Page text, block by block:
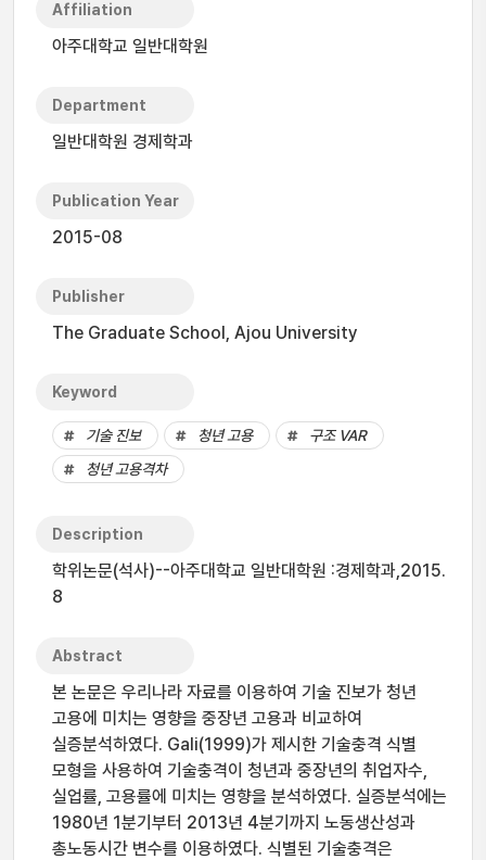
Affiliation
아주대학교 일반대학원
Department
일반대학원 경제학과
Publication Year
2015-08
Publisher
The Graduate School, Ajou University
Keyword
기술 진보 청년 고용
구조 VAR
청년 고용격차
Description
학위논문(석사)--아주대학교 일반대학원 :경제학과,2015.
8
Abstract
본 논문은 우리나라 자료를 이용하여 기술 진보가 청년
고용에 미치는 영향을 중장년 고용과 비교하여
실증분석하였다. Gali(1999)가 제시한 기술충격 식별
모형을 사용하여 기술충격이 청년과 중장년의 취업자수,
실업률, 고용률에 미치는 영향을 분석하였다. 실증분석에는
1980년 1분기부터 2013년 4분기까지 노동생산성과
총노동시간 변수를 이용하였다. 식별된 기술충격은